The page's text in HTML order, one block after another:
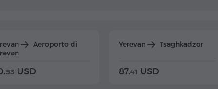
Aeroporto di
53 USD
Yerevan Tsaghkadzor
87.41 USD